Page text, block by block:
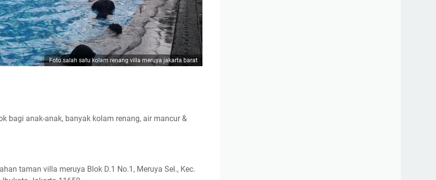
Foto salah satu kolam renang villa meruya jakarta barat
bagi anak-anak, banyak kolam renang, air mancur &
taman villa meruya Blok D.1 No.1, Meruya Sel., Kec.